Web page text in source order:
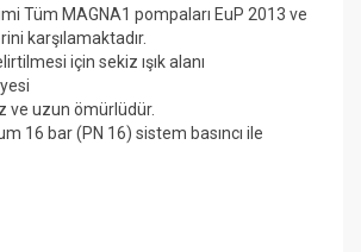
Tüm MAGNA1 pompaları EuP 2013 ve
karşılamaktadır.
için sekiz ışık alanı
ve uzun ömürlüdür.
16 bar (PN 16) sistem basıncı ile